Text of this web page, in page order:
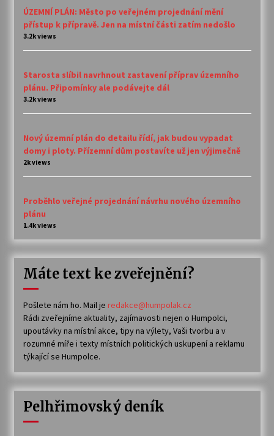
ÚZEMNÍ PLÁN: Město po veřejném projednání mění
přístup k přípravě. Jen na místní části zatím nedošlo
3.2k views
Starosta slíbil navrhnout zastavení příprav územního
plánu. Připomínky ale podávejte dál
3.2k views
Nový územní plán do detailu řídí, jak budou vypadat
domy i ploty. Přízemní dům postavíte už jen výjimečně
2k views
Proběhlo veřejné projednání návrhu nového územního
plánu
1.4k views
Máte text ke zveřejnění?
Pošlete nám ho. Mail je redakce@humpolak.cz
Rádi zveřejníme aktuality, zajímavosti nejen o Humpolci,
upoutávky na místní akce, tipy na výlety, Vaši tvorbu a v
rozumné míře i texty místních politických uskupení a reklamu
týkající se Humpolce.
Pelhřimovský deník